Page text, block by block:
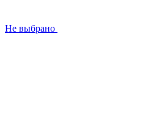
Не выбрано